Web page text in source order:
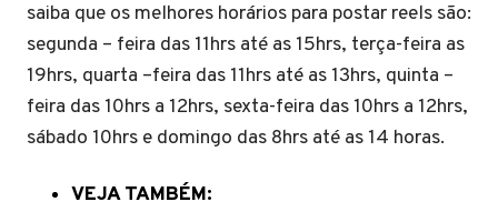
saiba que os melhores horários para postar reels são:
segunda – feira das 11hrs até as 15hrs, terça-feira as
19hrs, quarta –feira das 11hrs até as 13hrs, quinta –
feira das 10hrs a 12hrs, sexta-feira das 10hrs a 12hrs,
sábado 10hrs e domingo das 8hrs até as 14 horas.
VEJA TAMBÉM: